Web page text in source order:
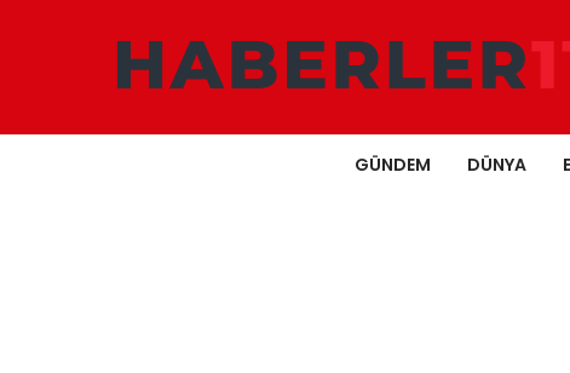
GÜNDEM DÜNYA